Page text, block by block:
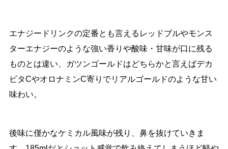
エナジードリンクの定番とも言えるレッドブルやモンス
ターエナジーのような強い香りや酸味・甘味が口に残る
ものとは違い、ガツンゴールドはどちらかと言えばデカ
ビタCやオロナミンC寄りでリアルゴールドのような甘い
味わい。
後味に僅かなケミカル風味が残り、鼻を抜けていきま